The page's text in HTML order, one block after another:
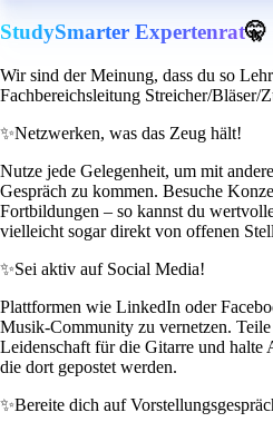
StudySmarter Expertenrat🤫
Wir sind der Meinung, dass du so
Fachbereichsleitung Streicher/Bläser/
✨Netzwerken, was das Zeug hält!
Nutze jede Gelegenheit, um mit
Gespräch zu kommen. Besuche
Fortbildungen – so kannst du
vielleicht sogar direkt von offenen
✨Sei aktiv auf Social Media!
Plattformen wie LinkedIn oder
Musik-Community zu vernetzen.
Leidenschaft für die Gitarre und halte
die dort gepostet werden.
✨Bereite dich auf